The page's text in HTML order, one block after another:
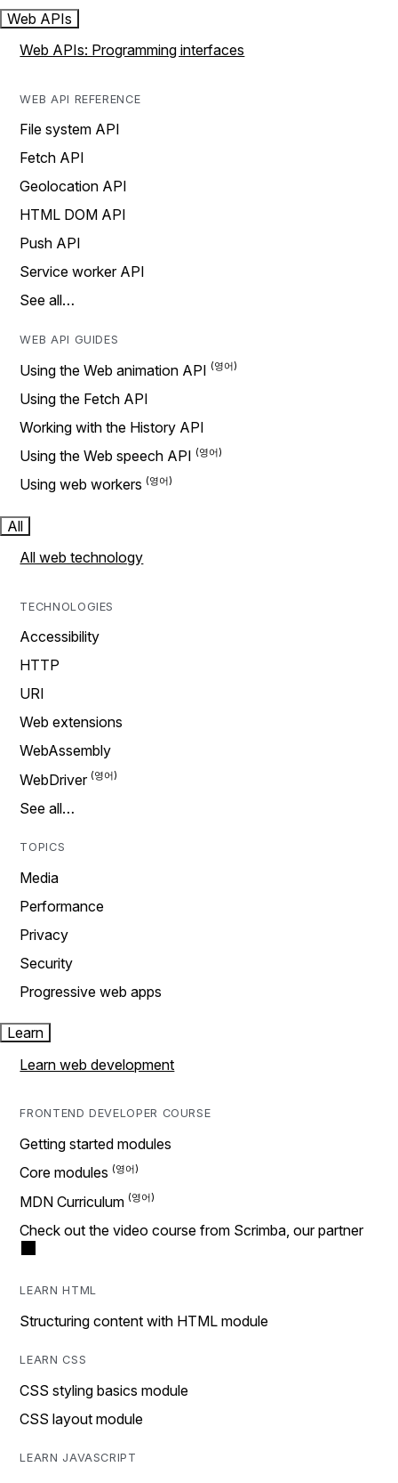
Web APIs
Web APIs: Programming interfaces
WEB API REFERENCE
File system API
Fetch API
Geolocation API
HTML DOM API
Push API
Service worker API
See all…
WEB API GUIDES
Using the Web animation API
Using the Fetch API
Working with the History API
Using the Web speech API
Using web workers
All
All web technology
TECHNOLOGIES
Accessibility
HTTP
URI
Web extensions
WebAssembly
WebDriver
See all…
TOPICS
Media
Performance
Privacy
Security
Progressive web apps
Learn
Learn web development
FRONTEND DEVELOPER COURSE
Getting started modules
Core modules
MDN Curriculum
Check out the video course from Scrimba, our partner
LEARN HTML
Structuring content with HTML module
LEARN CSS
CSS styling basics module
CSS layout module
LEARN JAVASCRIPT